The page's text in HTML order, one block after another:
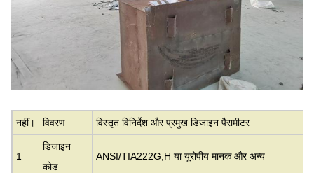
नहीं। विवरण विस्तृत विनिर्देश और प्रमुख डिजाइन पैरामीटर
1
डिजाइन
कोड
ANSI/TIA222G,H या यूरोपीय मानक और अन्य